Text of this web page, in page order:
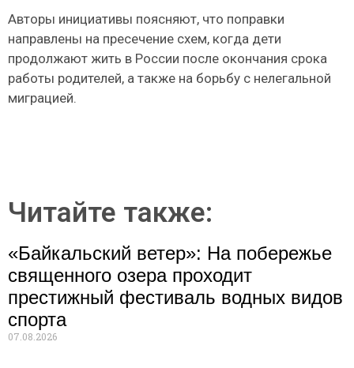
Авторы инициативы поясняют, что поправки
направлены на пресечение схем, когда дети
продолжают жить в России после окончания срока
работы родителей, а также на борьбу с нелегальной
миграцией.
Читайте также:
«Байкальский ветер»: На побережье
священного озера проходит
престижный фестиваль водных видов
спорта
07.08.2026